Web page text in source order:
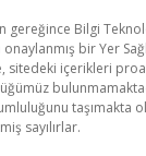
gereğince Bilgi
bir Yer
sitedeki içerikleri
taşımakta
sayılırlar.